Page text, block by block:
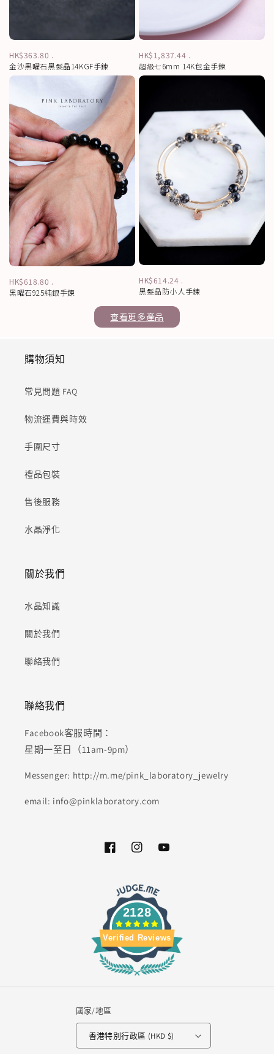
HK$363.80 .
金沙黑曜石黑髮晶14KGF手鍊
HK$1,837.44 .
超級七6mm 14K包金手鍊
HK$618.80 .
黑曜石925純銀手鍊
HK$614.24 .
黑髮晶防小人手鍊
查看更多產品
購物須知
常見問題 FAQ
物流運費與時效
手圍尺寸
禮品包裝
售後服務
水晶淨化
關於我們
水晶知識
關於我們
聯絡我們
聯絡我們
Facebook客服時間：
星期一至日（11am-9pm）
Messenger: http://m.me/pink_laboratory_jewelry
email: info@pinklaboratory.com
FacebookInstagramYouTube
2128
Verified Reviews
國家/地區
香港特別行政區 (HKD $)